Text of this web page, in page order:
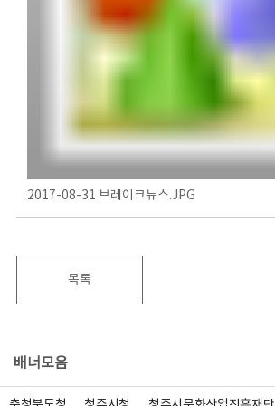
2017-08-31 브레이크뉴스.JPG
목록
배너모음